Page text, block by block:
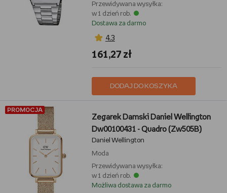
Przewidywana wysyłka:
w 1 dzień rob.
Dostawa za darmo
4,3
161,27 zł
DODAJ DO KOSZYKA
PROMOCJA
Zegarek Damski Daniel Wellington
Dw00100431 - Quadro (Zw505B)
Daniel Wellington
Moda
Przewidywana wysyłka:
w 1 dzień rob.
Możliwa dostawa za darmo